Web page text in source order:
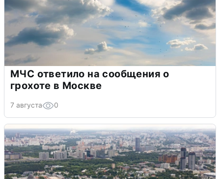
МЧС ответило на сообщения о
грохоте в Москве
7 августа 0